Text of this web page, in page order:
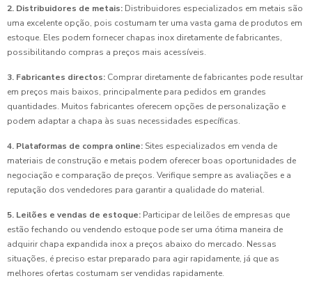
2. Distribuidores de metais: Distribuidores especializados em metais são
uma excelente opção, pois costumam ter uma vasta gama de produtos em
estoque. Eles podem fornecer chapas inox diretamente de fabricantes,
possibilitando compras a preços mais acessíveis.
3. Fabricantes directos: Comprar diretamente de fabricantes pode resultar
em preços mais baixos, principalmente para pedidos em grandes
quantidades. Muitos fabricantes oferecem opções de personalização e
podem adaptar a chapa às suas necessidades específicas.
4. Plataformas de compra online: Sites especializados em venda de
materiais de construção e metais podem oferecer boas oportunidades de
negociação e comparação de preços. Verifique sempre as avaliações e a
reputação dos vendedores para garantir a qualidade do material.
5. Leilões e vendas de estoque: Participar de leilões de empresas que
estão fechando ou vendendo estoque pode ser uma ótima maneira de
adquirir chapa expandida inox a preços abaixo do mercado. Nessas
situações, é preciso estar preparado para agir rapidamente, já que as
melhores ofertas costumam ser vendidas rapidamente.